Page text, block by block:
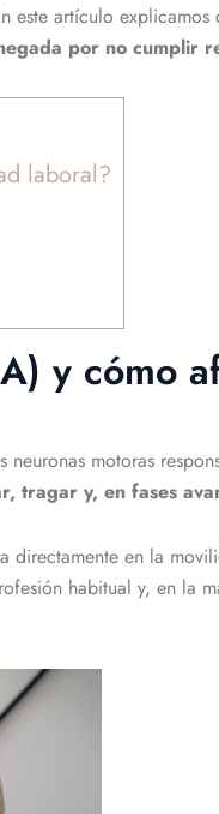
este artículo explicamos
por no cumplir
laboral?
y cómo
motoras
y, en fases
directamente en la
habitual y, en la